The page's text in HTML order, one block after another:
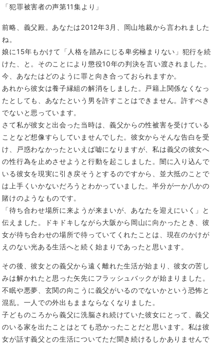
「犯罪被害者の声第11集より」
前略、義父殿。あなたは2012年3月、岡山地裁から言われました
ね。
娘に15年もかけて「人格を踏みにじる卑劣極まりない」犯行を続
けた、と。そのことにより懲役10年の判決を言い渡されました。
今、あなたはどのように罪と向き合っておられますか。
あれから彼女は養子縁組の解消をしました。戸籍上関係なくなっ
たとしても、あなたという男を許すことはできません。許すべき
でないと思っています。
さて私が彼女と出会った当時は、義父からの性被害を受けている
ことなど想像すらしていませんでした。彼女からそんな告白を受
け、戸惑わなかったといえば嘘になりますが、私は義父の彼女へ
の性行為を止めさせようと行動を起こしました。闇に入り込んで
いる彼女を現実に引き戻そうとするのですから、並大抵のことで
は上手くいかないだろうとわかっていました。半分が一か八かの
賭けのようなものです。
「待ち合わせ場所に来ようが来まいが、あなたを迎えにいく」と
伝えました。ドキドキしながら大阪から岡山に向かったとき、彼
女が待ち合わせの場所で待っていてくれたことは、現在のかけが
えのない光ある生活へと続く始まりであったと思います。
その後、彼女との義父から遠く離れた生活が始まり、彼女の苦し
みは解かれたと思った矢先にフラッシュバックが始まりました。
不眠や悪夢、玄関の向こうに義父がいるのでないかという恐怖と
混乱。一人での外出もままならなくなりました。
子どものころから義父に洗脳され続けていた彼女にとって、義父
のいる家を出たことはとても恐かったことだと思います。私は彼
女が話す義父との生活についてただ聞き続けるしかありませんで